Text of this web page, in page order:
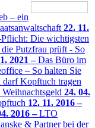
– ein
22. 11.
Die wichtigsten
Putzfrau prüft - So
2021 –Das Büro im
– So halten Sie
Kopftuch tragen
24. 04.
12. 11. 2016 –
2016 –LTO
& Partner bei der